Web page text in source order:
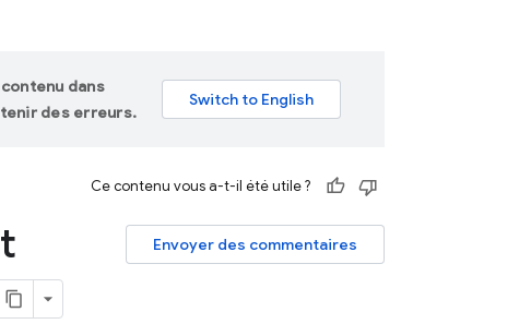
dans
des erreurs.
Ce contenu vous a-t-il été utile ?
Envoyer des commentaires